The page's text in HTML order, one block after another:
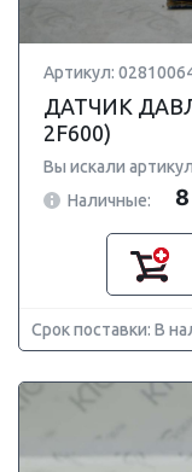
Артикул:
ДАТЧИК
2F600)
Вы искали артикул
Наличные:
Срок поставки: В